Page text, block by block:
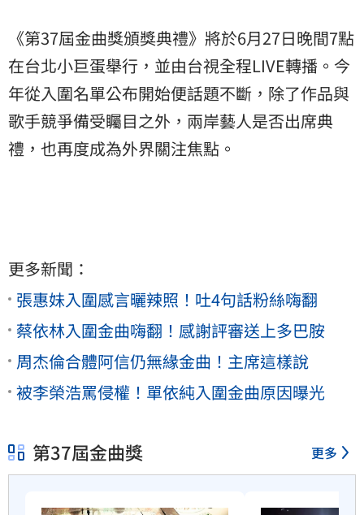
《第37屆金曲獎頒獎典禮》將於6月27日晚間7點
在台北小巨蛋舉行，並由台視全程LIVE轉播。今
年從入圍名單公布開始便話題不斷，除了作品與
歌手競爭備受矚目之外，兩岸藝人是否出席典
禮，也再度成為外界關注焦點。
更多新聞：
張惠妹入圍感言曬辣照！吐4句話粉絲嗨翻
蔡依林入圍金曲嗨翻！感謝評審送上多巴胺
周杰倫合體阿信仍無緣金曲！主席這樣說
被李榮浩罵侵權！單依純入圍金曲原因曝光
第37屆金曲獎 更多